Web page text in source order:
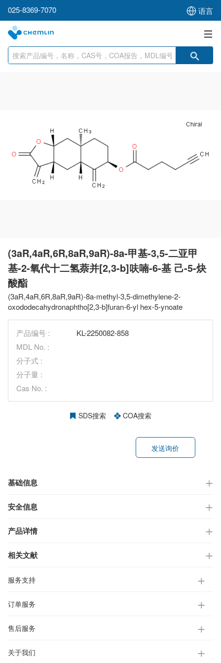
025-8369-7070 语言
(3aR,4aR,6R,8aR,9aR)-8a-甲基-3,5-二亚甲
基-2-氧代十二氢萘并[2,3-b]呋喃-6-基 己-5-炔
酸酯
(3aR,4aR,6R,8aR,9aR)-8a-methyl-3,5-dimethylene-2-
oxododecahydronaphtho[2,3-b]furan-6-yl hex-5-ynoate
产品编号 :
KL-2250082-858
MDL No. :
分子式 :
分子量 :
Cas No. :
SDS搜索 COA搜索
发送询价
基础信息
安全信息
产品详情
相关文献
服务支持
订单服务
售后服务
关于我们